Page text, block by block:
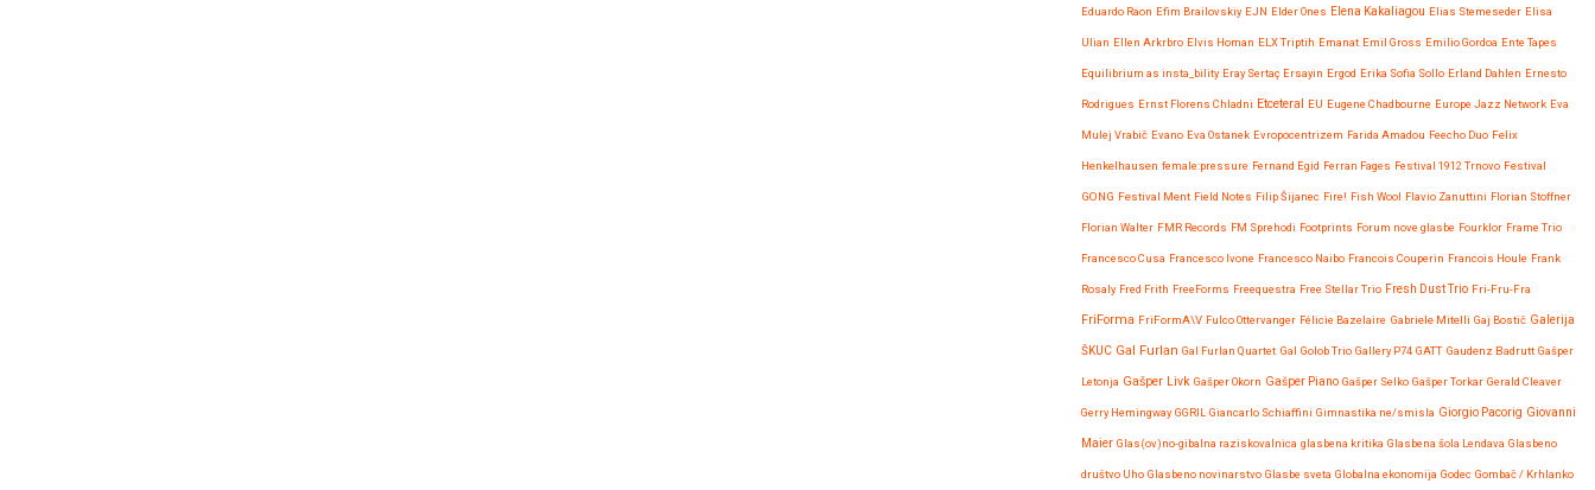
Eduardo Raon Efim Brailovskiy EJN Elder Ones Elena Kakaliagou Elias Stemeseder Elisa
Ulian Ellen Arkrbro Elvis Homan ELX Triptih Emanat Emil Gross Emilio Gordoa Ente Tapes
Equilibrium as insta_bility Eray Sertaç Ersayin Ergod Erika Sofia Sollo Erland Dahlen Ernesto
Rodrigues Ernst Florens Chladni Etceteral EU Eugene Chadbourne Europe Jazz Network Eva
Mulej Vrabič Evano Eva Ostanek Evropocentrizem Farida Amadou Feecho Duo Felix
Henkelhausen female:pressure Fernand Egid Ferran Fages Festival 1912 Trnovo Festival
GONG Festival Ment Field Notes Filip Šijanec Fire! Fish Wool Flavio Zanuttini Florian Stoffner
Florian Walter FMR Records FM Sprehodi Footprints Forum nove glasbe Fourklor Frame Trio
Francesco Cusa Francesco Ivone Francesco Naibo Francois Couperin Francois Houle Frank
Rosaly Fred Frith FreeForms Freequestra Free Stellar Trio Fresh Dust Trio Fri-Fru-Fra
FriForma FriFormA\V Fulco Ottervanger Félicie Bazelaire Gabriele Mitelli Gaj Bostič Galerija
ŠKUC Gal Furlan Gal Furlan Quartet Gal Golob Trio Gallery P74 GATT Gaudenz Badrutt Gašper
Letonja Gašper Livk Gašper Okorn Gašper Piano Gašper Selko Gašper Torkar Gerald Cleaver
Gerry Hemingway GGRIL Giancarlo Schiaffini Gimnastika ne/smisla Giorgio Pacorig Giovanni
Maier Glas(ov)no-gibalna raziskovalnica glasbena kritika Glasbena šola Lendava Glasbeno
društvo Uho Glasbeno novinarstvo Glasbe sveta Globalna ekonomija Godec Gombač / Krhlanko